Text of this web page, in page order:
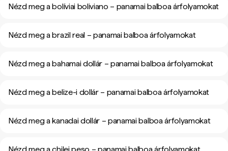
Nézd meg a bolíviai boliviano – panamai balboa árfolyamokat
Nézd meg a brazil real – panamai balboa árfolyamokat
Nézd meg a bahamai dollár – panamai balboa árfolyamokat
Nézd meg a belize-i dollár – panamai balboa árfolyamokat
Nézd meg a kanadai dollár – panamai balboa árfolyamokat